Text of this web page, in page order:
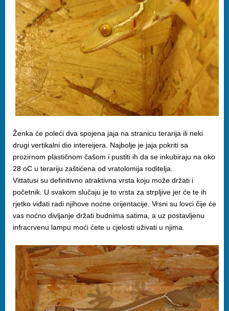
Ženka će poleći dva spojena jaja na stranicu terarija ili neki
drugi vertikalni dio intereijera. Najbolje je jaja pokriti sa
prozirnom plastičnom čašom i pustiti ih da se inkubiraju na oko
28 oC u terariju zaštićena od vratolomija roditelja.
Vittatusi su definitivno atraktivna vrsta koju može držati i
početnik. U svakom slučaju je to vrsta za strpljive jer će te ih
rjetko viđati radi njihove noćne orijentacije. Vrsni su lovci čije će
vas noćno divljanje držati budnima satima, a uz postavljenu
infracrvenu lampu moći ćete u cjelosti uživati u njima.